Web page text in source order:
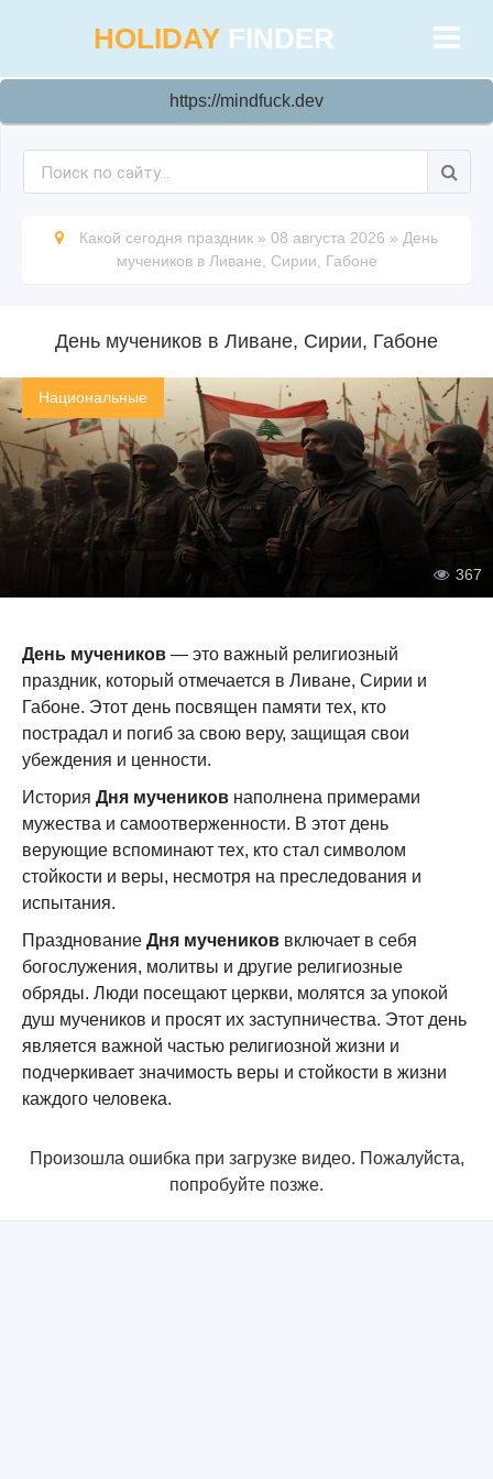
HOLIDAY FINDER
https://mindfuck.dev
Какой сегодня праздник » 08 августа 2026 » День
мучеников в Ливане, Сирии, Габоне
День мучеников в Ливане, Сирии, Габоне
Национальные
367
День мучеников — это важный религиозный
праздник, который отмечается в Ливане, Сирии и
Габоне. Этот день посвящен памяти тех, кто
пострадал и погиб за свою веру, защищая свои
убеждения и ценности.
История Дня мучеников наполнена примерами
мужества и самоотверженности. В этот день
верующие вспоминают тех, кто стал символом
стойкости и веры, несмотря на преследования и
испытания.
Празднование Дня мучеников включает в себя
богослужения, молитвы и другие религиозные
обряды. Люди посещают церкви, молятся за упокой
душ мучеников и просят их заступничества. Этот день
является важной частью религиозной жизни и
подчеркивает значимость веры и стойкости в жизни
каждого человека.
Произошла ошибка при загрузке видео. Пожалуйста,
попробуйте позже.